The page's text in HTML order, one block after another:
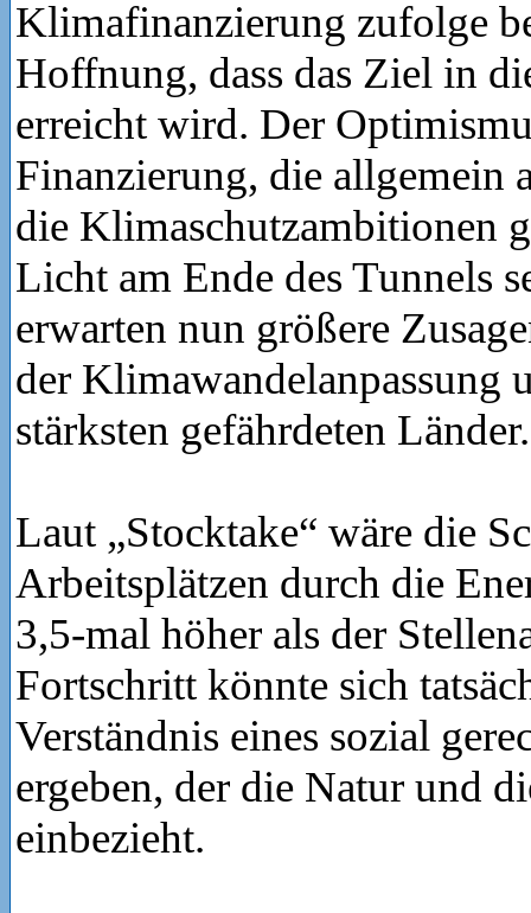
Klimafinanzierung zufolge
Hoffnung, dass das Ziel in
erreicht wird. Der
Finanzierung, die allgemein
die Klimaschutzambitionen
Licht am Ende des Tunnels
erwarten nun größere
der Klimawandelanpassung
stärksten gefährdeten Länder.
Laut „Stocktake“ wäre die
Arbeitsplätzen durch die
3,5-mal höher als der
Fortschritt könnte sich
Verständnis eines sozial
ergeben, der die Natur und
einbezieht.